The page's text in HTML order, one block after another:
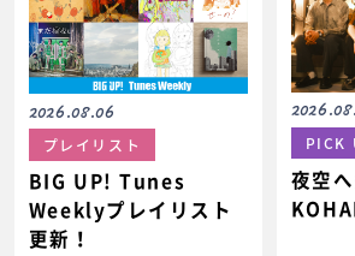
2026.08.06
プレイリスト
BIG UP! Tunes
Weeklyプレイリスト
更新！
PICK
夜空